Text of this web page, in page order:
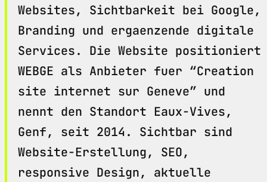
Websites, Sichtbarkeit bei Google,
Branding und ergaenzende digitale
Services. Die Website positioniert
WEBGE als Anbieter fuer “Creation
site internet sur Geneve” und
nennt den Standort Eaux-Vives,
Genf, seit 2014. Sichtbar sind
Website-Erstellung, SEO,
responsive Design, aktuelle